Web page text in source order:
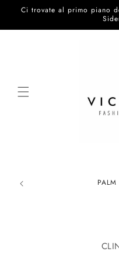
direttamente
Ci trovate al primo piano